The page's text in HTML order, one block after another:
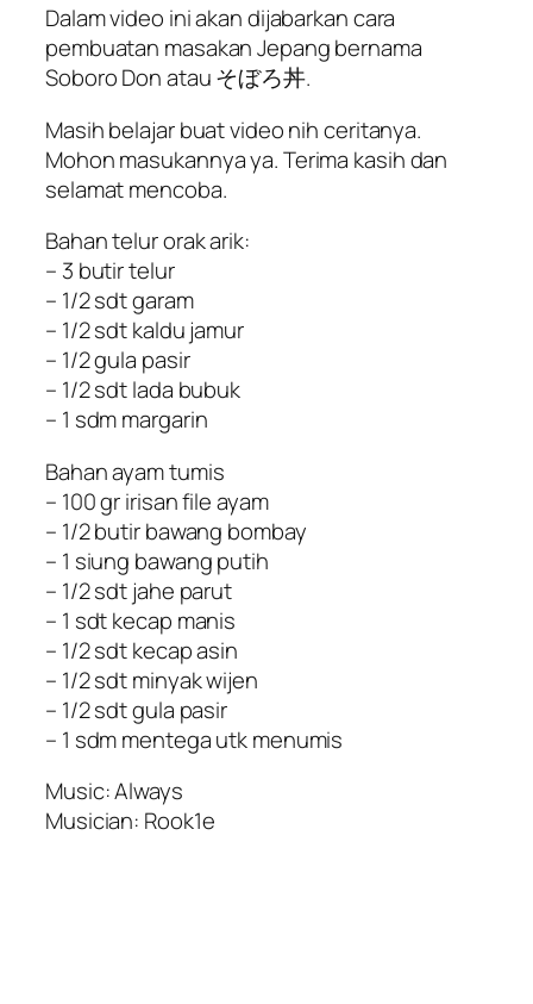
Dalam video ini akan dijabarkan cara
pembuatan masakan Jepang bernama
Soboro Don atau そぼろ丼.
Masih belajar buat video nih ceritanya.
Mohon masukannya ya. Terima kasih dan
selamat mencoba.
Bahan telur orak arik:
– 3 butir telur
– 1/2 sdt garam
– 1/2 sdt kaldu jamur
– 1/2 gula pasir
– 1/2 sdt lada bubuk
– 1 sdm margarin
Bahan ayam tumis
– 100 gr irisan file ayam
– 1/2 butir bawang bombay
– 1 siung bawang putih
– 1/2 sdt jahe parut
– 1 sdt kecap manis
– 1/2 sdt kecap asin
– 1/2 sdt minyak wijen
– 1/2 sdt gula pasir
– 1 sdm mentega utk menumis
Music: Always
Musician: Rook1e